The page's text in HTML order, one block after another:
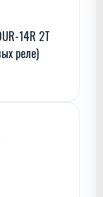
14R 2T
реле)